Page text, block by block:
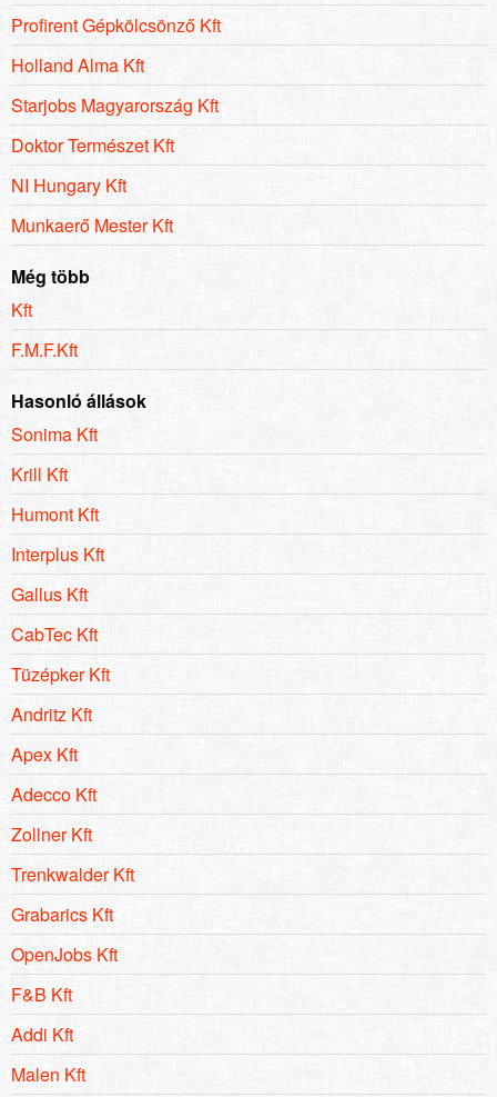
Profirent Gépkölcsönző Kft
Holland Alma Kft
Starjobs Magyarország Kft
Doktor Természet Kft
NI Hungary Kft
Munkaerő Mester Kft
Még több
Kft
F.M.F.Kft
Hasonló állások
Sonima Kft
Krill Kft
Humont Kft
Interplus Kft
Gallus Kft
CabTec Kft
Tüzépker Kft
Andritz Kft
Apex Kft
Adecco Kft
Zollner Kft
Trenkwalder Kft
Grabarics Kft
OpenJobs Kft
F&B Kft
Addi Kft
Malen Kft